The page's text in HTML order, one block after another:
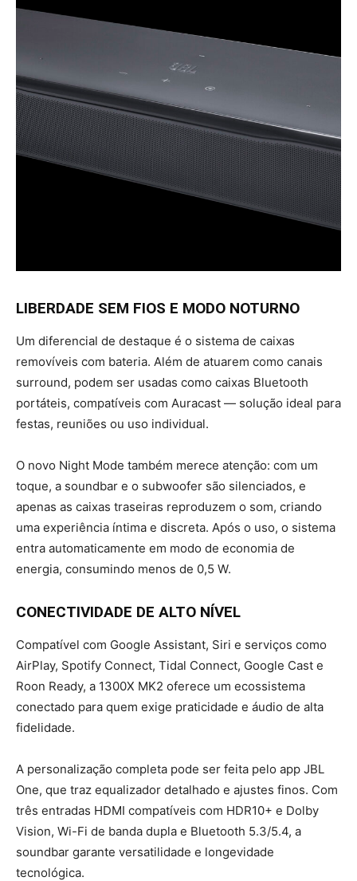
LIBERDADE SEM FIOS E MODO NOTURNO
Um diferencial de destaque é o sistema de caixas
removíveis com bateria. Além de atuarem como canais
surround, podem ser usadas como caixas Bluetooth
portáteis, compatíveis com Auracast — solução ideal para
festas, reuniões ou uso individual.
O novo Night Mode também merece atenção: com um
toque, a soundbar e o subwoofer são silenciados, e
apenas as caixas traseiras reproduzem o som, criando
uma experiência íntima e discreta. Após o uso, o sistema
entra automaticamente em modo de economia de
energia, consumindo menos de 0,5 W.
CONECTIVIDADE DE ALTO NÍVEL
Compatível com Google Assistant, Siri e serviços como
AirPlay, Spotify Connect, Tidal Connect, Google Cast e
Roon Ready, a 1300X MK2 oferece um ecossistema
conectado para quem exige praticidade e áudio de alta
fidelidade.
A personalização completa pode ser feita pelo app JBL
One, que traz equalizador detalhado e ajustes finos. Com
três entradas HDMI compatíveis com HDR10+ e Dolby
Vision, Wi-Fi de banda dupla e Bluetooth 5.3/5.4, a
soundbar garante versatilidade e longevidade
tecnológica.